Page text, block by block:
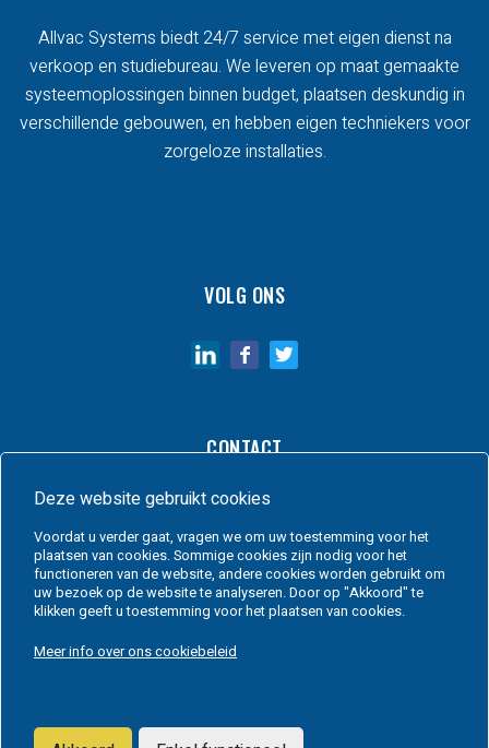
Allvac Systems biedt 24/7 service met eigen dienst na
verkoop en studiebureau. We leveren op maat gemaakte
systeemoplossingen binnen budget, plaatsen deskundig in
verschillende gebouwen, en hebben eigen techniekers voor
zorgeloze installaties.
VOLG ONS
CONTACT
Rue Auguste Beernaert 11480 Tubize
info@allvacsystems.be+32 2 356 97 77
Deze website gebruikt cookies
Voordat u verder gaat, vragen we om uw toestemming voor het
plaatsen van cookies. Sommige cookies zijn nodig voor het
functioneren van de website, andere cookies worden gebruikt om
uw bezoek op de website te analyseren. Door op "Akkoord" te
klikken geeft u toestemming voor het plaatsen van cookies.
Meer info over ons cookiebeleid